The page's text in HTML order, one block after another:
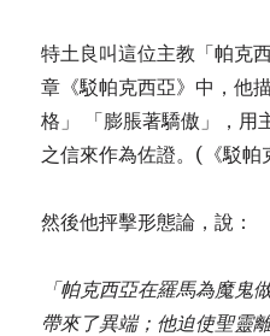
特土良叫這位主教「帕克
章《駁帕克西亞》中，他
格」 「膨脹著驕傲」，用
之信來作為佐證。(《駁帕
然後他抨擊形態論，說：
「帕克西亞在羅馬為魔鬼
帶來了異端；他迫使聖靈